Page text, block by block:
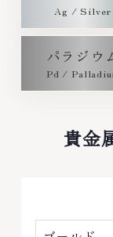
パラジウ
貴金